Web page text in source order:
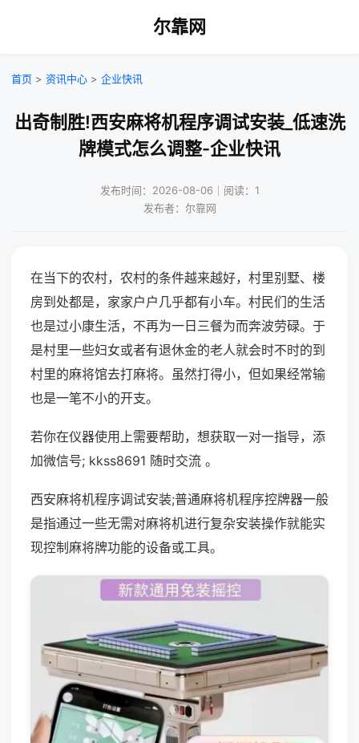
尔靠网
首页 > 资讯中心 > 企业快讯
出奇制胜!西安麻将机程序调试安装_低速洗
牌模式怎么调整-企业快讯
发布时间：2026-08-06｜阅读：1
发布者：尔靠网
在当下的农村，农村的条件越来越好，村里别墅、楼
房到处都是，家家户户几乎都有小车。村民们的生活
也是过小康生活，不再为一日三餐为而奔波劳碌。于
是村里一些妇女或者有退休金的老人就会时不时的到
村里的麻将馆去打麻将。虽然打得小，但如果经常输
也是一笔不小的开支。
若你在仪器使用上需要帮助，想获取一对一指导，添
加微信号; kkss8691 随时交流 。
西安麻将机程序调试安装;普通麻将机程序控牌器一般
是指通过一些无需对麻将机进行复杂安装操作就能实
现控制麻将牌功能的设备或工具。